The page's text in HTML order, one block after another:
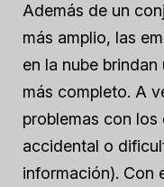
Además de un
más amplio, las
en la nube
más completo. A
problemas con
accidental o
información). Con